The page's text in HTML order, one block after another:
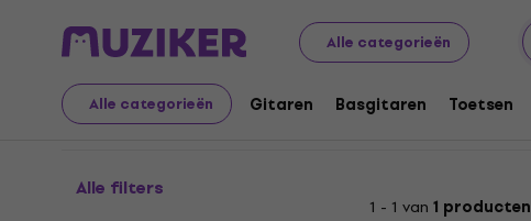
Alle categorieën
Alle categorieën Gitaren Basgitaren Toetsen
Muziekinstrumenten Drums Percussie Caxixi
Caxixi
Alle filters
1 - 1 van 1 producten